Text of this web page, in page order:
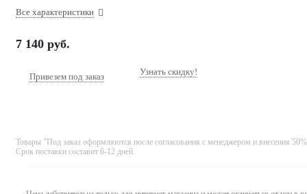
Все характеристики
7 140 руб.
Привезем под заказ Узнать скидку!
Товары "Под заказ оформляются после согласования с менеджером и внесения
Срок поставки составит 6-12 дней.